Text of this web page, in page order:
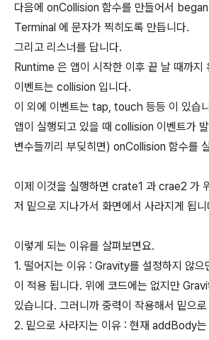
다음에 onCollision 함수를 만들어서
Terminal 에 문자가 찍히도록 만듭니다.
그리고 리스너를 답니다.
Runtime 은 앱이 시작한 이후 끝 날 때까지
이벤트는 collision 입니다.
이 외에 이벤트는 tap, touch 등등 이 있습
앱이 실행되고 있을 때 collision 이벤트가
변수들끼리 부딪히면) onCollision 함수를
이제 이것을 실행하면 crate1 과 crae2 가
저 밑으로 지나가서 화면에서 사라지게 됩니
이렇게 되는 이유를 살펴보면요.
1. 떨어지는 이유 : Gravity를 설정하지 않으
이 적용 됩니다. 위에 코드에는 없지만
있습니다. 그러니까 중력이 작용해서 밑으
2. 밑으로 사라지는 이유 : 현재 addBody